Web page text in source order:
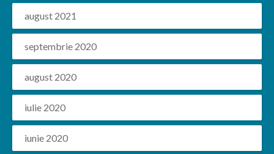
august 2021
septembrie 2020
august 2020
iulie 2020
iunie 2020